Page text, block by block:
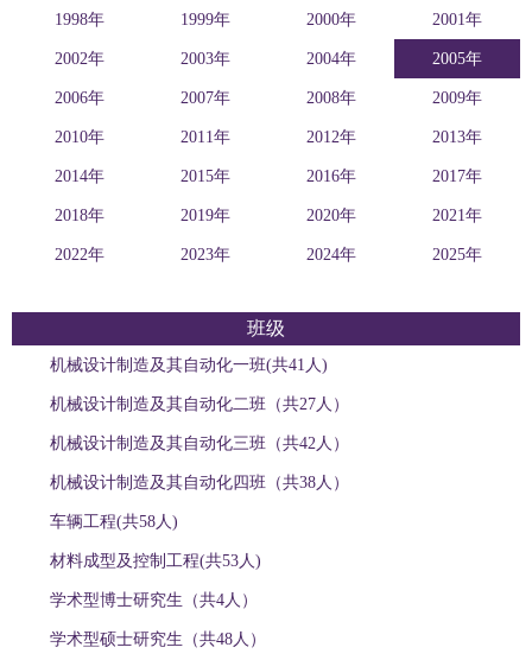
1998年 1999年 2000年 2001年
2002年 2003年 2004年 2005年
2006年 2007年 2008年 2009年
2010年 2011年 2012年 2013年
2014年 2015年 2016年 2017年
2018年 2019年 2020年 2021年
2022年 2023年 2024年 2025年
班级
机械设计制造及其自动化一班(共41人)
机械设计制造及其自动化二班（共27人）
机械设计制造及其自动化三班（共42人）
机械设计制造及其自动化四班（共38人）
车辆工程(共58人)
材料成型及控制工程(共53人)
学术型博士研究生（共4人）
学术型硕士研究生（共48人）